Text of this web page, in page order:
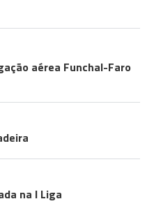
aérea Funchal-Faro
na I Liga